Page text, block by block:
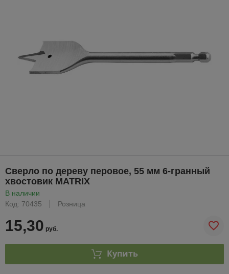
Сверло по дереву перовое, 55 мм 6-гранный
хвостовик MATRIX
В наличии
Код: 70435
Розница
15,30 руб.
Купить